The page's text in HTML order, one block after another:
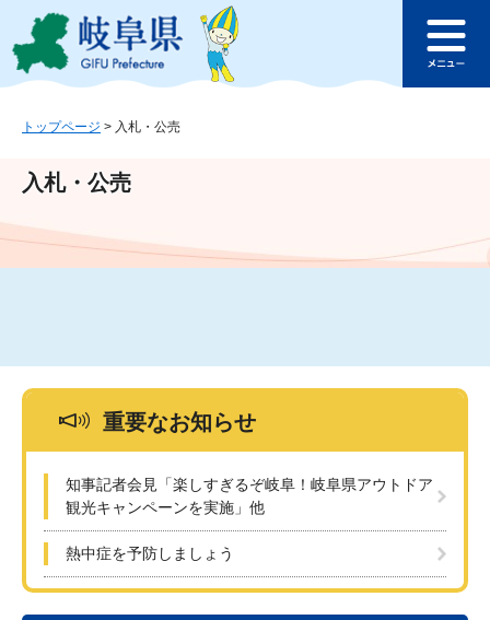
ジ
ュ
文
このページの本文へ
ュ
トップページ > 入札・公売
入札・公売
重要なお知らせ
知事記者会見「楽しすぎるぞ岐阜！岐阜県アウトドア
観光キャンペーンを実施」他
熱中症を予防しましょう